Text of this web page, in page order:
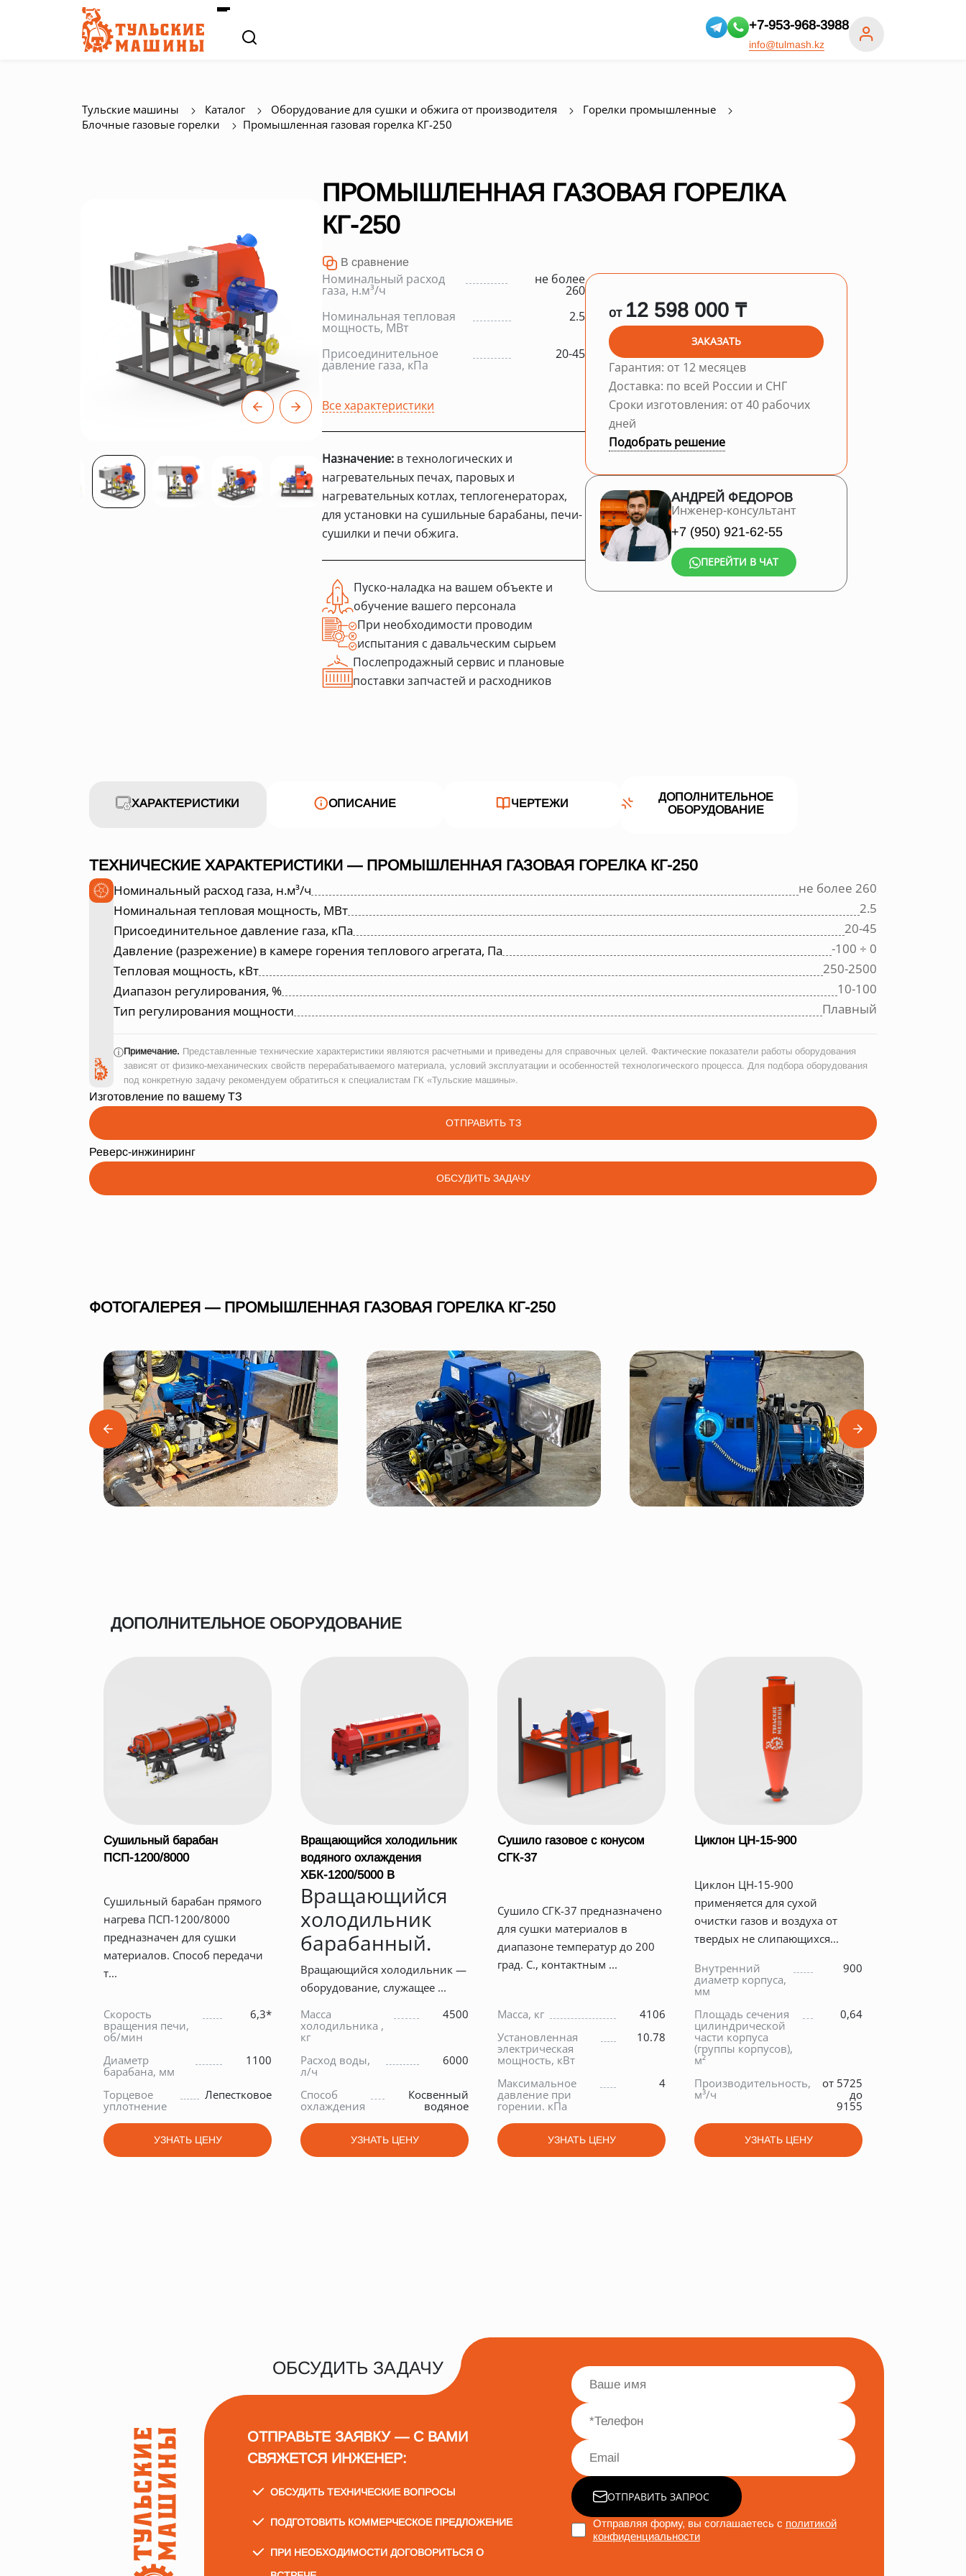
+7-953-968-3988
info@tulmash.kz
Тульские машины Каталог Оборудование для сушки и обжига от производителя
Горелки промышленные
Блочные газовые горелки
Промышленная газовая горелка КГ-250
ПРОМЫШЛЕННАЯ ГАЗОВАЯ ГОРЕЛКА
КГ-250
В сравнение
Номинальный расход
газа, н.м³/ч
не более
260
Номинальная тепловая
мощность, МВт
2.5
Присоединительное
давление газа, кПа
20-45
Все характеристики
Назначение: в технологических и
нагревательных печах, паровых и
нагревательных котлах, теплогенераторах,
для установки на сушильные барабаны, печи-
сушилки и печи обжига.
Пуско-наладка на вашем объекте и
обучение вашего персонала
При необходимости проводим
испытания с давальческим сырьем
Послепродажный сервис и плановые
поставки запчастей и расходников
от 12 598 000 ₸
ЗАКАЗАТЬ
Гарантия: от 12 месяцев
Доставка: по всей России и СНГ
Сроки изготовления: от 40 рабочих
дней
Подобрать решение
АНДРЕЙ ФЕДОРОВ
Инженер-консультант
+7 (950) 921-62-55
ПЕРЕЙТИ В ЧАТ
ХАРАКТЕРИСТИКИ ОПИСАНИЕ ЧЕРТЕЖИ
ДОПОЛНИТЕЛЬНОЕ
ОБОРУДОВАНИЕ
ТЕХНИЧЕСКИЕ ХАРАКТЕРИСТИКИ — ПРОМЫШЛЕННАЯ ГАЗОВАЯ ГОРЕЛКА КГ-250
Номинальный расход газа, н.м³/ч
не более 260
Номинальная тепловая мощность, МВт
2.5
Присоединительное давление газа, кПа
20-45
Давление (разрежение) в камере горения теплового агрегата, Па
-100 ÷ 0
Тепловая мощность, кВт
250-2500
Диапазон регулирования, %
10-100
Тип регулирования мощности
Плавный
ⓘПримечание. Представленные технические характеристики являются расчетными и приведены для справочных целей. Фактические показатели работы оборудования
зависят от физико-механических свойств перерабатываемого материала, условий эксплуатации и особенностей технологического процесса. Для подбора оборудования
под конкретную задачу рекомендуем обратиться к специалистам ГК «Тульские машины».
Изготовление по вашему ТЗ
ОТПРАВИТЬ ТЗ
Реверс-инжиниринг
ОБСУДИТЬ ЗАДАЧУ
ФОТОГАЛЕРЕЯ — ПРОМЫШЛЕННАЯ ГАЗОВАЯ ГОРЕЛКА КГ-250
ДОПОЛНИТЕЛЬНОЕ ОБОРУДОВАНИЕ
Сушильный барабан
ПСП-1200/8000
Сушильный барабан прямого
нагрева ПСП-1200/8000
предназначен для сушки
материалов. Способ передачи
т...
Скорость
вращения печи,
об/мин
6,3*
Диаметр
барабана, мм
1100
Торцевое
уплотнение
Лепестковое
УЗНАТЬ ЦЕНУ
Вращающийся холодильник
водяного охлаждения
ХБК-1200/5000 В
Вращающийся
холодильник
барабанный.
Вращающийся холодильник —
оборудование, служащее ...
Масса
холодильника ,
кг
4500
Расход воды,
л/ч
6000
Способ
охлаждения
Косвенный
водяное
УЗНАТЬ ЦЕНУ
Сушило газовое с конусом
СГК-37
Сушило СГК-37 предназначено
для сушки материалов в
диапазоне температур до 200
град. С., контактным ...
Масса, кг
4106
Установленная
электрическая
мощность, кВт
10.78
Максимальное
давление при
горении. кПа
4
УЗНАТЬ ЦЕНУ
Циклон ЦН-15-900
Циклон ЦН-15-900
применяется для сухой
очистки газов и воздуха от
твердых не слипающихся...
Внутренний
диаметр корпуса,
мм
900
Площадь сечения
цилиндрической
части корпуса
(группы корпусов),
м²
0,64
Производительность,
м³/ч
от 5725
до
9155
УЗНАТЬ ЦЕНУ
ОБСУДИТЬ ЗАДАЧУ
ОТПРАВЬТЕ ЗАЯВКУ — С ВАМИ
СВЯЖЕТСЯ ИНЖЕНЕР:
ОБСУДИТЬ ТЕХНИЧЕСКИЕ ВОПРОСЫ
ПОДГОТОВИТЬ КОММЕРЧЕСКОЕ ПРЕДЛОЖЕНИЕ
ПРИ НЕОБХОДИМОСТИ ДОГОВОРИТЬСЯ О
ОТПРАВИТЬ ЗАПРОС
Отправляя форму, вы соглашаетесь с политикой
конфиденциальности